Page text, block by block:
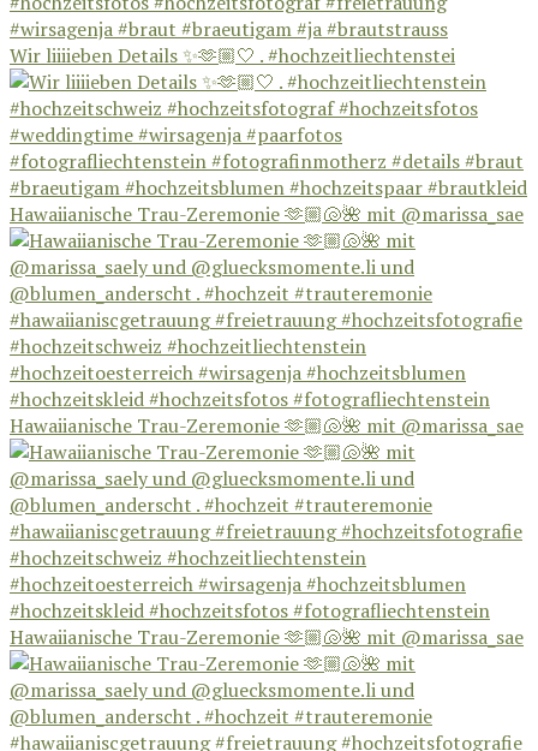
Wir liiiieben Details ✨🫶🏼🤍 . #hochzeitliechtenstei
Hawaiianische Trau-Zeremonie 🫶🏼🐚🌺 mit @marissa_sae
Hawaiianische Trau-Zeremonie 🫶🏼🐚🌺 mit @marissa_sae
Hawaiianische Trau-Zeremonie 🫶🏼🐚🌺 mit @marissa_sae